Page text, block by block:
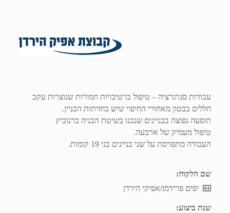
עבודות סגרגרציה – טיפול ברטיבויות חמורות שנוצרות עקב
חללים בבטון מאחורי החיפוי שיש בחזיתות הבניין.
תופעה נפוצה בבניינים שנבנו בשיטת הבניה ברנוביץ
טיפול מעמיק של ארבעה.
העבודה מתפרסת על שני בניינים בני 19 קומות.
שם הלקוח:
יפים פרידמן/אפיקי הירדן
שנת ביצוע: